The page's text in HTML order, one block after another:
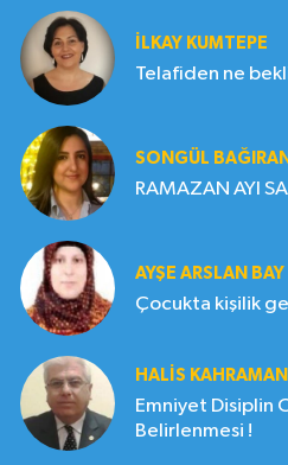
İLKAY KUMTEPE
Telafiden ne
SONGÜL BAĞIRAN
RAMAZAN AYI
AYŞE ARSLAN BAY
Çocukta kişilik
HALIS KAHRAMAN
Emniyet Disiplin
Belirlenmesi !